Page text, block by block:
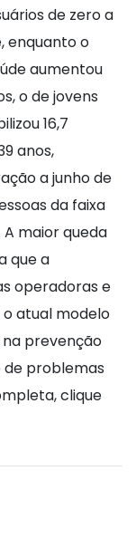
de zero a
enquanto o
aumentou
o de jovens
16,7
anos,
a junho de
da faixa
maior queda
que a
operadoras e
atual modelo
prevenção
problemas
clique